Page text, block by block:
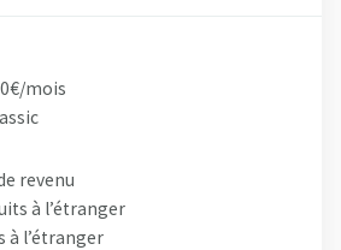
mois
revenu
à l’étranger
à l’étranger